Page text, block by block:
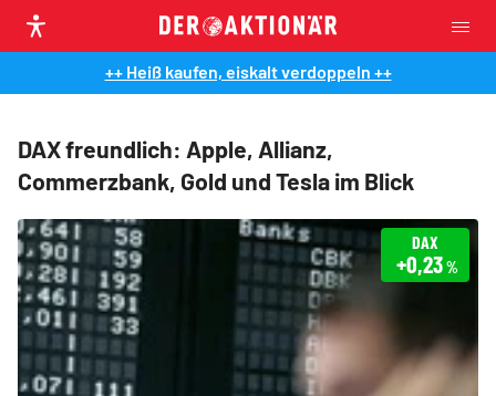
++ Heiß kaufen, eiskalt verdoppeln ++
DAX freundlich: Apple, Allianz,
Commerzbank, Gold und Tesla im Blick
DAX
+0,23%